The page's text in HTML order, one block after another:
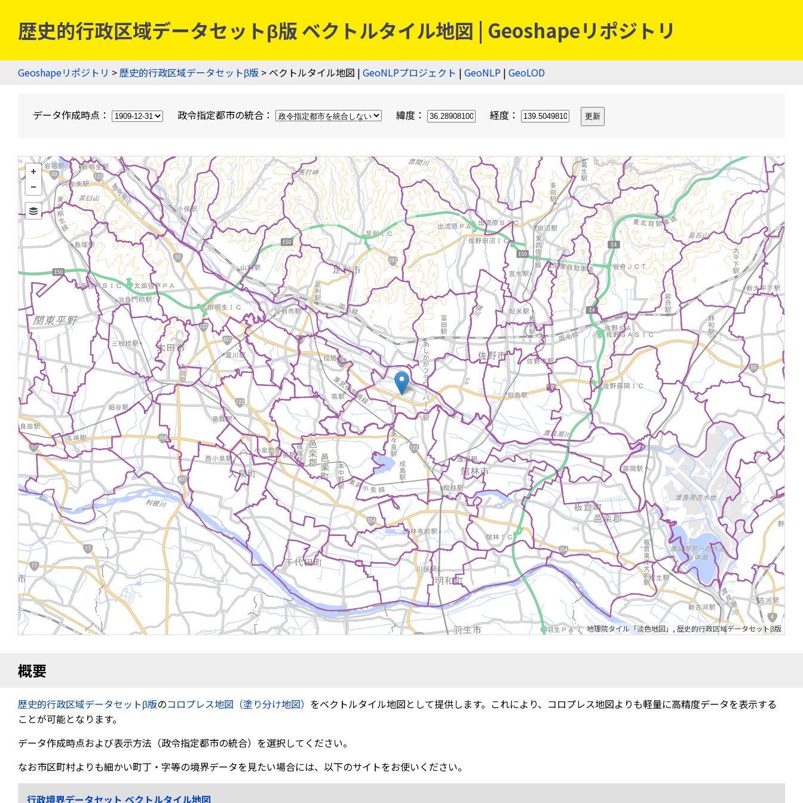
歴史的行政区域データセットβ版 ベクトルタイル地図 | Geoshapeリポジトリ
Geoshapeリポジトリ >歴史的行政区域データセットβ版 > ベクトルタイル地図 | GeoNLPプロジェクト | GeoNLP | GeoLOD
データ作成時点： 政令指定都市の統合： 緯度： 経度：
地理院タイル「淡色地図」,歴史的行政区域データセットβ版
概要
歴史的行政区域データセットβ版のコロプレス地図（塗り分け地図） をベクトルタイル地図として提供します。これにより、コロプレス地図よりも軽量に高精度データを表示する
ことが可能となります。
データ作成時点および表示方法（政令指定都市の統合）を選択してください。
なお市区町村よりも細かい町丁・字等の境界データを見たい場合には、以下のサイトをお使いください。
行政境界データセット ベクトルタイル地図